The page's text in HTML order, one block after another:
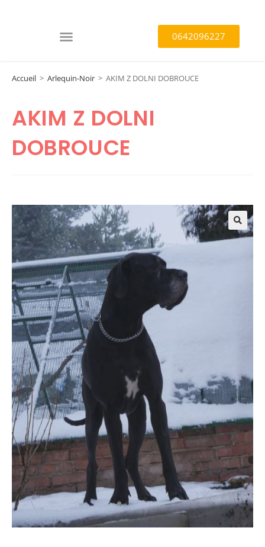
0642096227
Accueil > Arlequin-Noir > AKIM Z DOLNI DOBROUCE
AKIM Z DOLNI
DOBROUCE
🔍